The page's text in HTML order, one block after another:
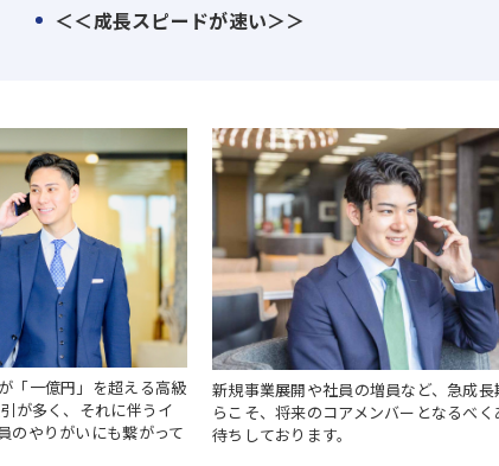
活躍するメンバーを募集いたします。
＜＜成長スピードが速い＞＞
「一億円」を超える高級
が多く、それに伴うイ
のやりがいにも繋がって
新規事業展開や社員の増員など、急成
らこそ、将来のコアメンバーとなるべ
待ちしております。